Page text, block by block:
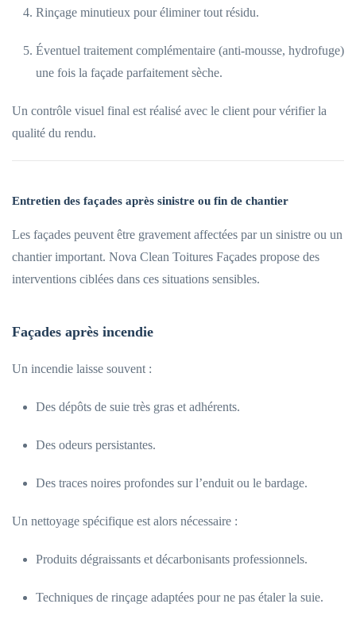
Rinçage minutieux pour éliminer tout résidu.
Éventuel traitement complémentaire (anti-mousse, hydrofuge)
une fois la façade parfaitement sèche.
Un contrôle visuel final est réalisé avec le client pour vérifier la
qualité du rendu.
Entretien des façades après sinistre ou fin de chantier
Les façades peuvent être gravement affectées par un sinistre ou un
chantier important. Nova Clean Toitures Façades propose des
interventions ciblées dans ces situations sensibles.
Façades après incendie
Un incendie laisse souvent :
Des dépôts de suie très gras et adhérents.
Des odeurs persistantes.
Des traces noires profondes sur l’enduit ou le bardage.
Un nettoyage spécifique est alors nécessaire :
Produits dégraissants et décarbonisants professionnels.
Techniques de rinçage adaptées pour ne pas étaler la suie.